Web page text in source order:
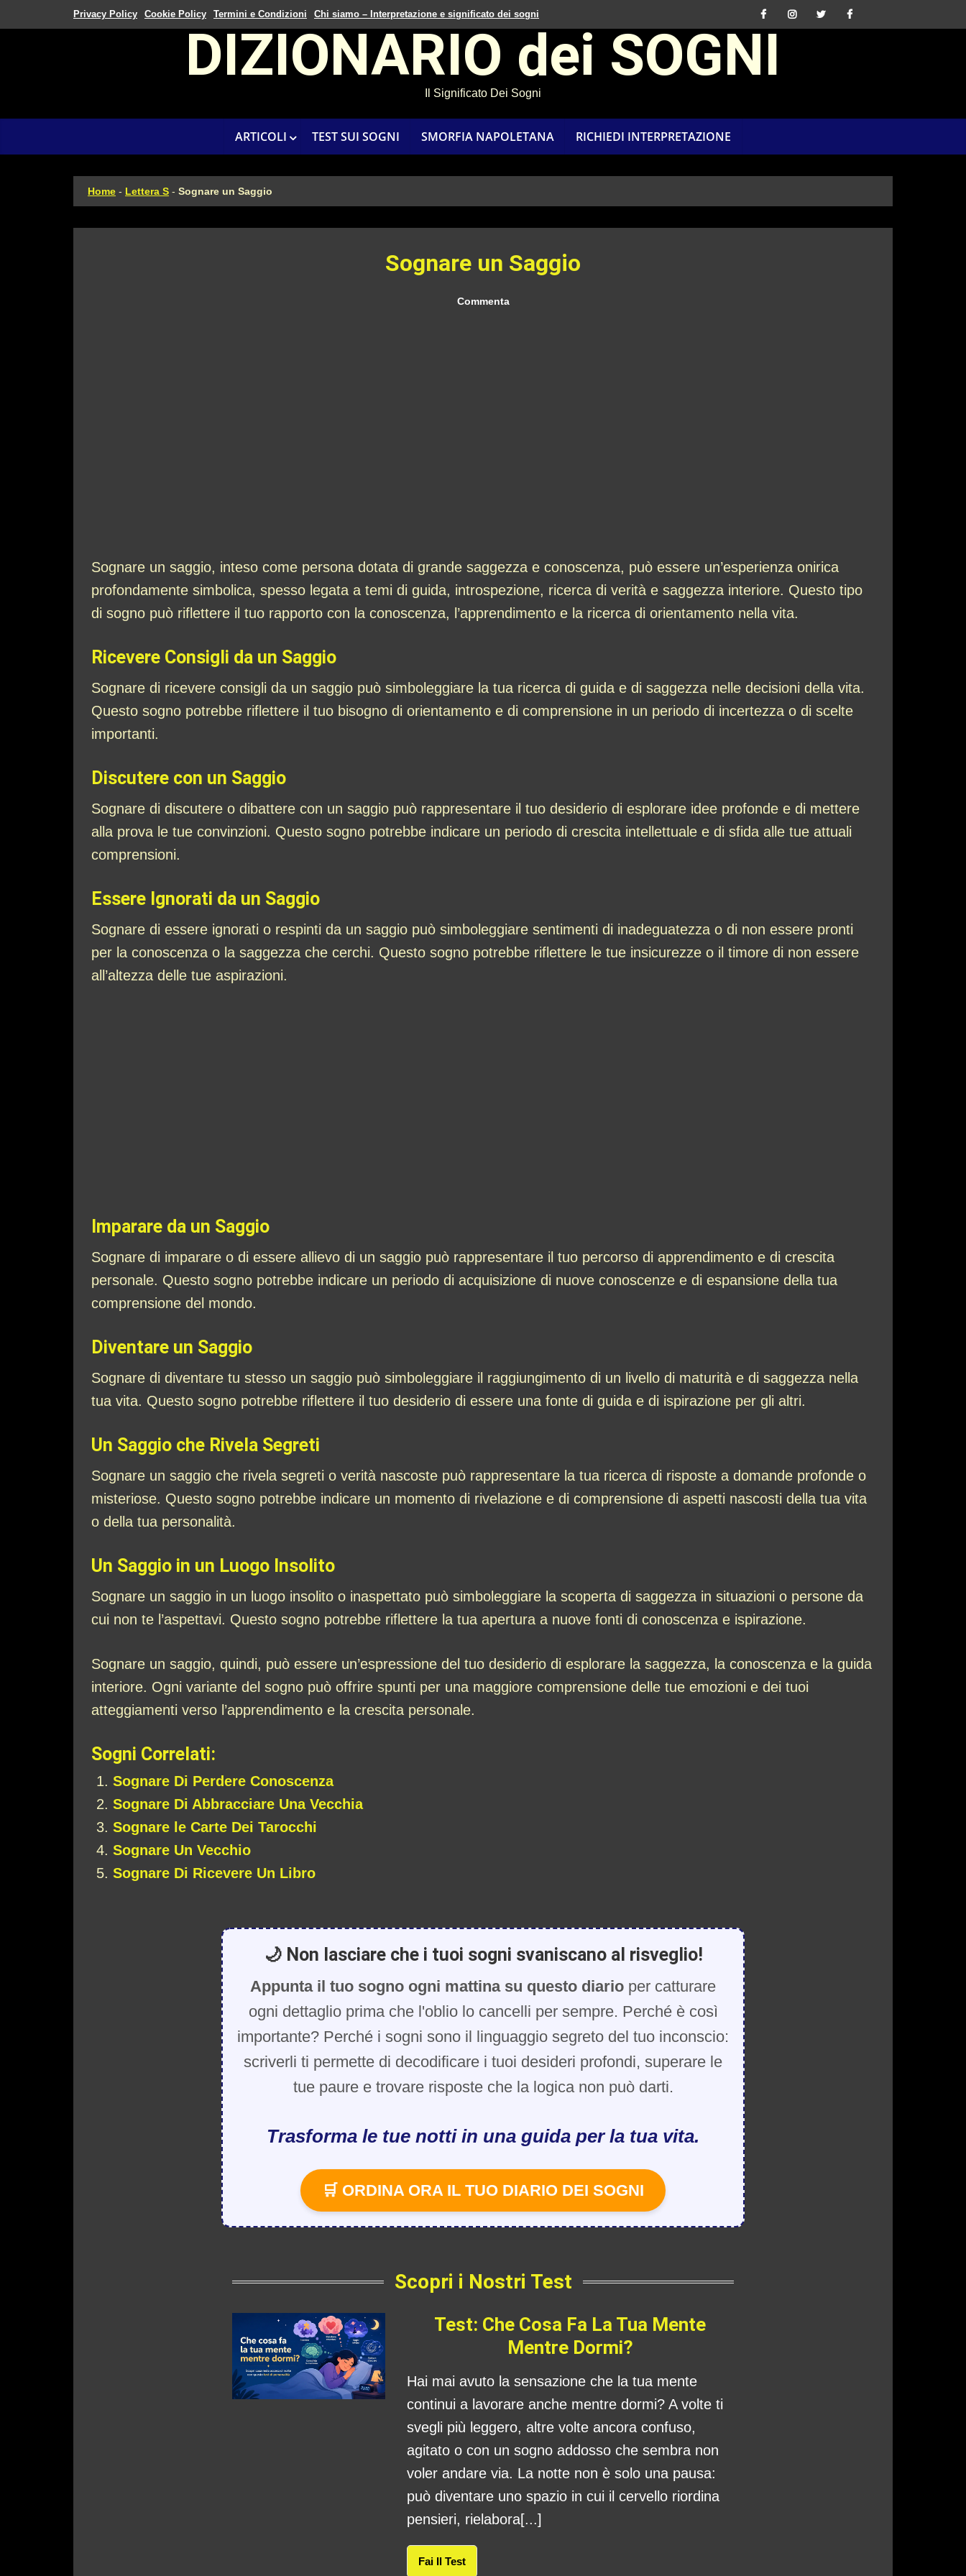
Privacy Policy Cookie Policy Termini e Condizioni Chi siamo – Interpretazione e significato dei sogni
DIZIONARIO dei SOGNI
Il Significato Dei Sogni
ARTICOLI TEST SUI SOGNI SMORFIA NAPOLETANA RICHIEDI INTERPRETAZIONE
Home - Lettera S - Sognare un Saggio
Sognare un Saggio
Commenta
Sognare un saggio, inteso come persona dotata di grande saggezza e conoscenza, può essere un’esperienza onirica
profondamente simbolica, spesso legata a temi di guida, introspezione, ricerca di verità e saggezza interiore. Questo tipo
di sogno può riflettere il tuo rapporto con la conoscenza, l’apprendimento e la ricerca di orientamento nella vita.
Ricevere Consigli da un Saggio
Sognare di ricevere consigli da un saggio può simboleggiare la tua ricerca di guida e di saggezza nelle decisioni della vita.
Questo sogno potrebbe riflettere il tuo bisogno di orientamento e di comprensione in un periodo di incertezza o di scelte
importanti.
Discutere con un Saggio
Sognare di discutere o dibattere con un saggio può rappresentare il tuo desiderio di esplorare idee profonde e di mettere
alla prova le tue convinzioni. Questo sogno potrebbe indicare un periodo di crescita intellettuale e di sfida alle tue attuali
comprensioni.
Essere Ignorati da un Saggio
Sognare di essere ignorati o respinti da un saggio può simboleggiare sentimenti di inadeguatezza o di non essere pronti
per la conoscenza o la saggezza che cerchi. Questo sogno potrebbe riflettere le tue insicurezze o il timore di non essere
all’altezza delle tue aspirazioni.
Imparare da un Saggio
Sognare di imparare o di essere allievo di un saggio può rappresentare il tuo percorso di apprendimento e di crescita
personale. Questo sogno potrebbe indicare un periodo di acquisizione di nuove conoscenze e di espansione della tua
comprensione del mondo.
Diventare un Saggio
Sognare di diventare tu stesso un saggio può simboleggiare il raggiungimento di un livello di maturità e di saggezza nella
tua vita. Questo sogno potrebbe riflettere il tuo desiderio di essere una fonte di guida e di ispirazione per gli altri.
Un Saggio che Rivela Segreti
Sognare un saggio che rivela segreti o verità nascoste può rappresentare la tua ricerca di risposte a domande profonde o
misteriose. Questo sogno potrebbe indicare un momento di rivelazione e di comprensione di aspetti nascosti della tua vita
o della tua personalità.
Un Saggio in un Luogo Insolito
Sognare un saggio in un luogo insolito o inaspettato può simboleggiare la scoperta di saggezza in situazioni o persone da
cui non te l’aspettavi. Questo sogno potrebbe riflettere la tua apertura a nuove fonti di conoscenza e ispirazione.
Sognare un saggio, quindi, può essere un’espressione del tuo desiderio di esplorare la saggezza, la conoscenza e la guida
interiore. Ogni variante del sogno può offrire spunti per una maggiore comprensione delle tue emozioni e dei tuoi
atteggiamenti verso l’apprendimento e la crescita personale.
Sogni Correlati:
Sognare Di Perdere Conoscenza
Sognare Di Abbracciare Una Vecchia
Sognare le Carte Dei Tarocchi
Sognare Un Vecchio
Sognare Di Ricevere Un Libro
🌙 Non lasciare che i tuoi sogni svaniscano al risveglio!
Appunta il tuo sogno ogni mattina su questo diario per catturare
ogni dettaglio prima che l'oblio lo cancelli per sempre. Perché è così
importante? Perché i sogni sono il linguaggio segreto del tuo inconscio:
scriverli ti permette di decodificare i tuoi desideri profondi, superare le
tue paure e trovare risposte che la logica non può darti.
Trasforma le tue notti in una guida per la tua vita.
🛒 ORDINA ORA IL TUO DIARIO DEI SOGNI
Scopri i Nostri Test
Test: Che Cosa Fa La Tua Mente
Mentre Dormi?
Hai mai avuto la sensazione che la tua mente
continui a lavorare anche mentre dormi? A volte ti
svegli più leggero, altre volte ancora confuso,
agitato o con un sogno addosso che sembra non
voler andare via. La notte non è solo una pausa:
può diventare uno spazio in cui il cervello riordina
pensieri, rielabora[...]
Fai Il Test